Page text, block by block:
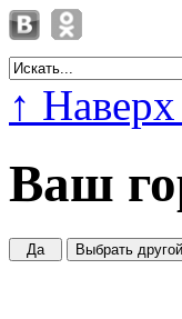
↑ Наверх
Ваш
Да Выбрать